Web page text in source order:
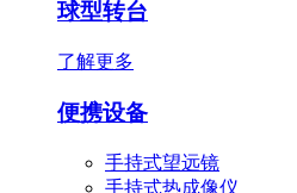
球型转台
了解更多
便携设备
手持式望远镜
手持式热成像仪